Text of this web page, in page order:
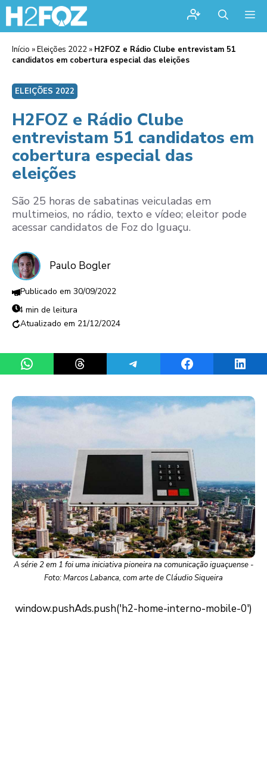
Início »Eleições 2022 » H2FOZ e Rádio Clube entrevistam 51
candidatos em cobertura especial das eleições
ELEIÇÕES 2022
H2FOZ e Rádio Clube
entrevistam 51 candidatos em
cobertura especial das
eleições
São 25 horas de sabatinas veiculadas em
multimeios, no rádio, texto e vídeo; eleitor pode
acessar candidatos de Foz do Iguaçu.
Paulo Bogler
30/09/2022
4 min de leitura
21/12/2024
Share on WhatsAppShare on ThreadsShare on TelegramShare on Facebook
A série 2 em 1 foi uma iniciativa pioneira na comunicação iguaçuense -
Foto: Marcos Labanca, com arte de Cláudio Siqueira